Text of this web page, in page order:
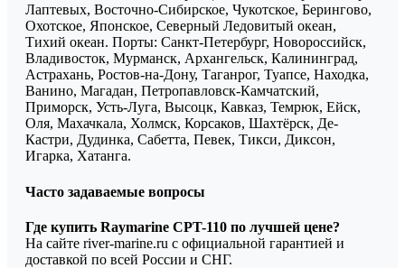
Лаптевых, Восточно-Сибирское, Чукотское, Берингово,
Охотское, Японское, Северный Ледовитый океан,
Тихий океан. Порты: Санкт-Петербург, Новороссийск,
Владивосток, Мурманск, Архангельск, Калининград,
Астрахань, Ростов-на-Дону, Таганрог, Туапсе, Находка,
Ванино, Магадан, Петропавловск-Камчатский,
Приморск, Усть-Луга, Высоцк, Кавказ, Темрюк, Ейск,
Оля, Махачкала, Холмск, Корсаков, Шахтёрск, Де-
Кастри, Дудинка, Сабетта, Певек, Тикси, Диксон,
Игарка, Хатанга.
Часто задаваемые вопросы
Где купить Raymarine CPT-110 по лучшей цене?
На сайте river-marine.ru с официальной гарантией и
доставкой по всей России и СНГ.